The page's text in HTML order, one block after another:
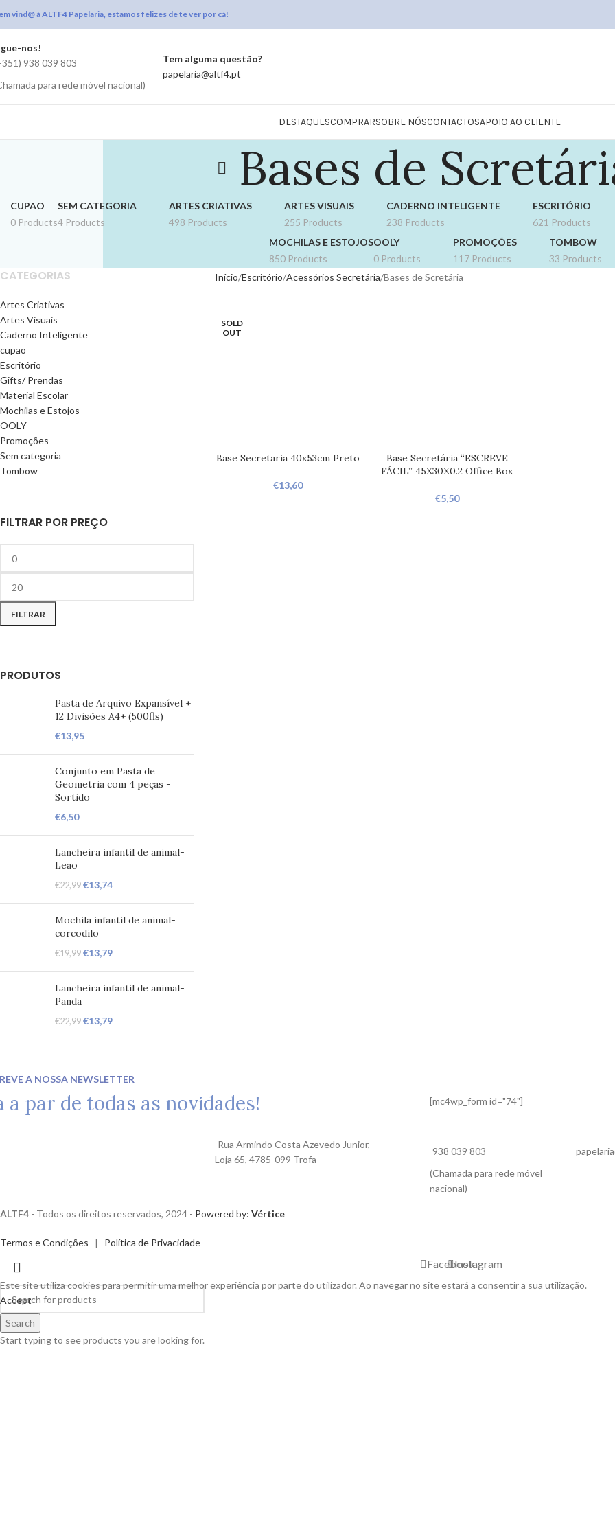
vind@ à ALTF4 Papelaria, estamos felizes de te ver por cá!
nos!
938 039 803
para rede móvel nacional)
Tem alguma questão?
papelaria@altf4.pt
DESTAQUESCOMPRARSOBRE NÓSCONTACTOSAPOIO AO CLIENTE
Bases de
CUPAO
0 Products
SEM CATEGORIA
4 Products
ARTES CRIATIVAS
498 Products
ARTES VISUAIS
255 Products
CADERNO INTELIGENTE
238 Products
ESCRITÓRIO
621 Products
MOCHILAS E ESTOJOS
850 Products
OOLY
0 Products
PROMOÇÕES
117 Products
TOMBOW
33 Products
CATEGORIAS
Artes Criativas
Artes Visuais
Caderno Inteligente
cupao
Escritório
Gifts/ Prendas
Material Escolar
Mochilas e Estojos
OOLY
Promoções
Sem categoria
Tombow
FILTRAR POR PREÇO
FILTRAR
PRODUTOS
Pasta de Arquivo Expansível +
12 Divisões A4+ (500fls)
€13,95
Conjunto em Pasta de
Geometria com 4 peças -
Sortido
€6,50
Lancheira infantil de animal-
Leão
€22,99 €13,74
Mochila infantil de animal-
corcodilo
€19,99 €13,79
Lancheira infantil de animal-
Panda
€22,99 €13,79
Início Escritório Acessórios Secretária Bases de Scretária
SOLD
OUT
Base Secretaria 40x53cm Preto
€13,60
Base Secretária “ESCREVE
FÁCIL” 45X30X0.2 Office Box
€5,50
A NOSSA NEWSLETTER
a par de todas as novidades! [mc4wp_form id="74"]
Rua Armindo Costa Azevedo Junior,
Loja 65, 4785-099 Trofa
938 039 803
(Chamada para rede móvel
nacional)
ALTF4 - Todos os direitos reservados, 2024 - Powered by: Vértice
Termos e Condições | Política de Privacidade
Search
Start typing to see products you are looking for.
FacebookInstagram
Este site utiliza cookies para permitir uma melhor experiência por parte do utilizador. Ao navegar no site estará a consentir a sua utilização.
Accept